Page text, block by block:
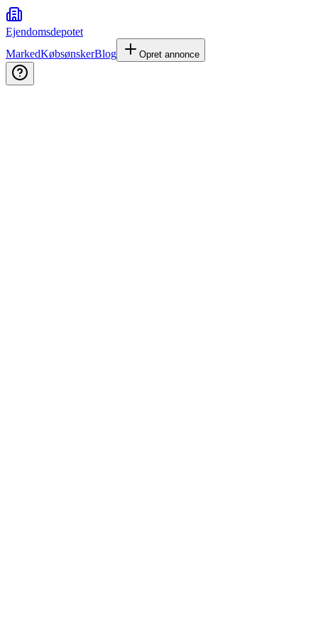
Ejendomsdepotet
MarkedKøbsønskerBlog Opret annonce